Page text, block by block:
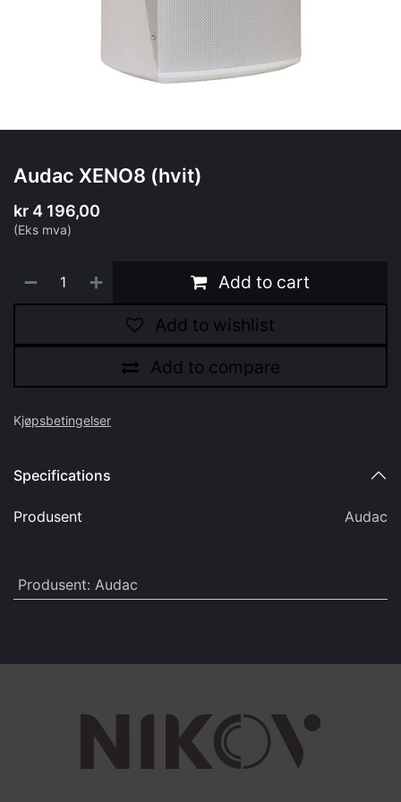
Audac XENO8 (hvit)
kr 4 196,00
(Eks mva)
Add to cart
Add to compare
Add to wishlist
Kjøpsbetingelser
Specifications
Produsent Audac
Produsent: Audac